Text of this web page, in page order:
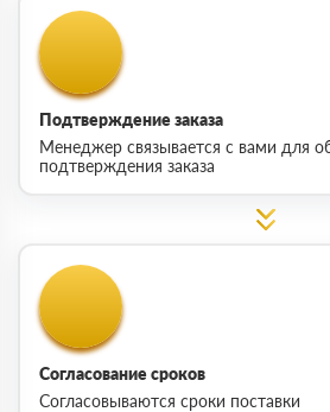
Подтверждение заказа
Менеджер связывается с вами для
подтверждения заказа
Согласование сроков
Согласовываются сроки поставки